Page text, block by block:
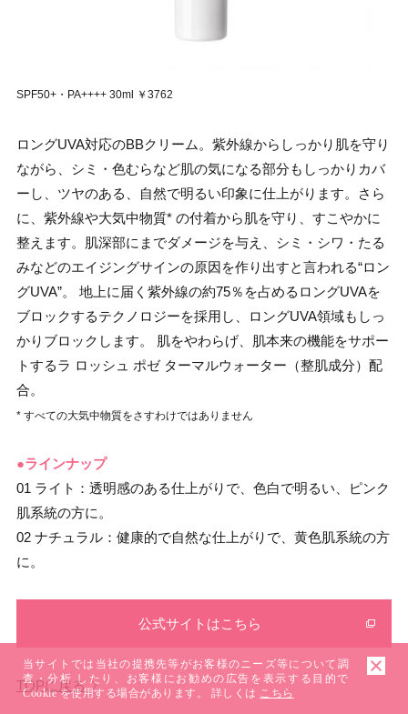
SPF50+・PA++++ 30ml ￥3762
ロングUVA対応のBBクリーム。紫外線からしっかり肌を守り
ながら、シミ・色むらなど肌の気になる部分もしっかりカバ
ーし、ツヤのある、自然で明るい印象に仕上がります。さら
に、紫外線や大気中物質* の付着から肌を守り、すこやかに
整えます。肌深部にまでダメージを与え、シミ・シワ・たる
みなどのエイジングサインの原因を作り出すと言われる“ロン
グUVA”。 地上に届く紫外線の約75％を占めるロングUVAを
ブロックするテクノロジーを採用し、ロングUVA領域もしっ
かりブロックします。 肌をやわらげ、肌本来の機能をサポー
トするラ ロッシュ ポゼ ターマルウォーター（整肌成分）配
合。
* すべての大気中物質をさすわけではありません
●ラインナップ
01 ライト：透明感のある仕上がりで、色白で明るい、ピンク
肌系統の方に。
02 ナチュラル：健康的で自然な仕上がりで、黄色肌系統の方
に。
公式サイトはこちら
TOPに戻る
当サイトでは当社の提携先等がお客様のニーズ等について調
査・分析 したり、お客様にお勧めの広告を表示する目的で
Cookie を使用する場合があります。 詳しくは こちら